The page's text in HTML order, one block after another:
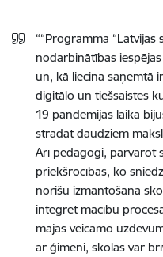
““Programma “Latvijas
nodarbinātības
un, kā liecina saņemtā
digitālo un tiešsaistes
19 pandēmijas laikā
strādāt daudziem
Arī pedagogi, pārvarot
priekšrocības, ko
norišu izmantošana
integrēt mācību
mājās veicamo
ar ģimeni, skolas var